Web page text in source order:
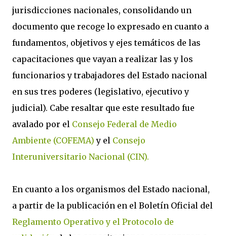
jurisdicciones nacionales, consolidando un
documento que recoge lo expresado en cuanto a
fundamentos, objetivos y ejes temáticos de las
capacitaciones que vayan a realizar las y los
funcionarios y trabajadores del Estado nacional
en sus tres poderes (legislativo, ejecutivo y
judicial). Cabe resaltar que este resultado fue
avalado por el Consejo Federal de Medio
Ambiente (COFEMA) y el Consejo
Interuniversitario Nacional (CIN).
En cuanto a los organismos del Estado nacional,
a partir de la publicación en el Boletín Oficial del
Reglamento Operativo y el Protocolo de